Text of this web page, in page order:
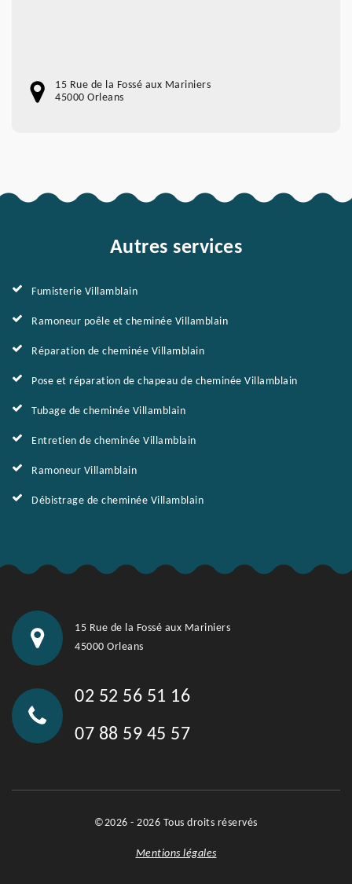
15 Rue de la Fossé aux Mariniers
45000 Orleans
Autres services
Fumisterie Villamblain
Ramoneur poêle et cheminée Villamblain
Réparation de cheminée Villamblain
Pose et réparation de chapeau de cheminée Villamblain
Tubage de cheminée Villamblain
Entretien de cheminée Villamblain
Ramoneur Villamblain
Débistrage de cheminée Villamblain
15 Rue de la Fossé aux Mariniers
45000 Orleans
02 52 56 51 16
07 88 59 45 57
©2026 - 2026 Tous droits réservés
Mentions légales